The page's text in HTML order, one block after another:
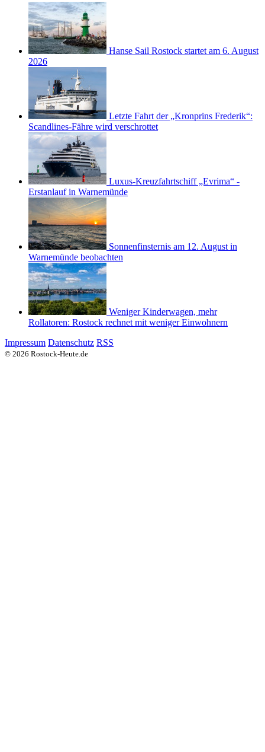
Hanse Sail Rostock startet am 6. August
2026
Letzte Fahrt der „Kronprins Frederik“:
Scandlines-Fähre wird verschrottet
Luxus-Kreuzfahrtschiff „Evrima“ -
Erstanlauf in Warnemünde
Sonnenfinsternis am 12. August in
Warnemünde beobachten
Weniger Kinderwagen, mehr
Rollatoren: Rostock rechnet mit weniger Einwohnern
Impressum Datenschutz RSS
© 2026 Rostock-Heute.de